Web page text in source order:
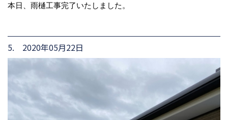
本日、雨樋工事完了いたしました。
5. 2020年05月22日